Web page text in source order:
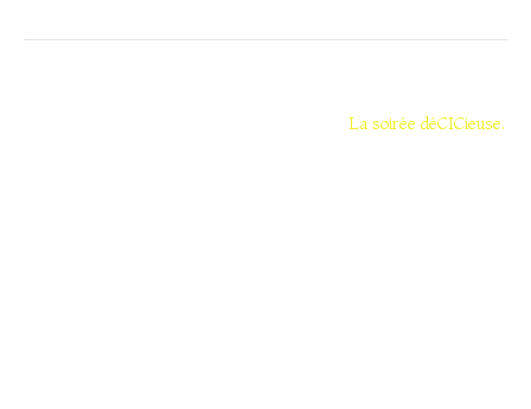
La soirée déCICieuse.